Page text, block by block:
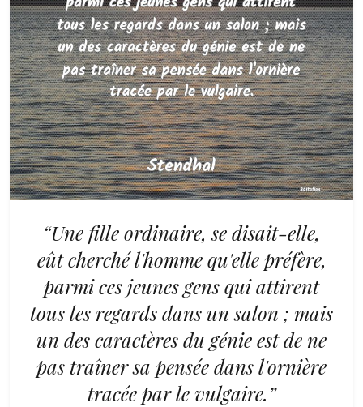
“Une fille ordinaire, se disait-elle,
eût cherché l'homme qu'elle préfère,
parmi ces jeunes gens qui attirent
tous les regards dans un salon ; mais
un des caractères du génie est de ne
pas traîner sa pensée dans l'ornière
tracée par le vulgaire.”